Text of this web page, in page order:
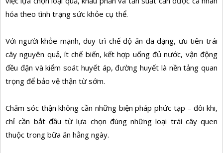
hóa theo tình trạng sức khỏe cụ thể.
Với người khỏe mạnh, duy trì chế độ ăn đa dạng, ưu tiên trái
cây nguyên quả, ít chế biến, kết hợp uống đủ nước, vận động
đều đặn và kiểm soát huyết áp, đường huyết là nền tảng quan
trọng để bảo vệ thận từ sớm.
Chăm sóc thận không cần những biện pháp phức tạp – đôi khi,
chỉ cần bắt đầu từ lựa chọn đúng những loại trái cây quen
thuộc trong bữa ăn hằng ngày.